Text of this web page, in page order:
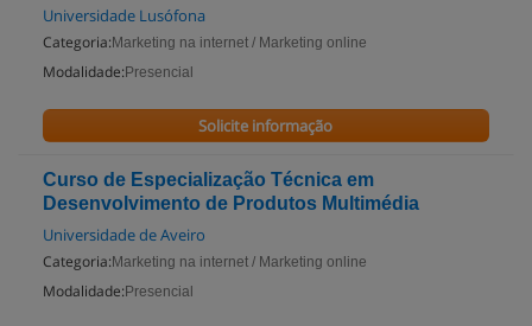
Universidade Lusófona
Categoria: Marketing na internet / Marketing online
Modalidade: Presencial
Solicite informação
Curso de Especialização Técnica em
Desenvolvimento de Produtos Multimédia
Universidade de Aveiro
Categoria: Marketing na internet / Marketing online
Modalidade: Presencial